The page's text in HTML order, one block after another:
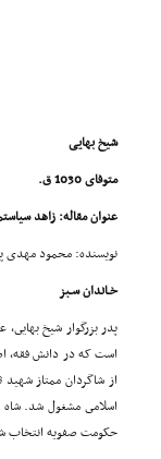
شیخ بهایی
متوفاى 1030 ق.
عنوان مقاله: زاهد
نویسنده: محمود مهدى
خـاندان سـبز
است که در دانش فقه،
از شاگردان ممتاز
اسلامى مشغول شد. شاه
حکومت صفویه انتخاب